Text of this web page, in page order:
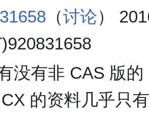
（讨论）
没有非 CAS 版
的资料几乎只